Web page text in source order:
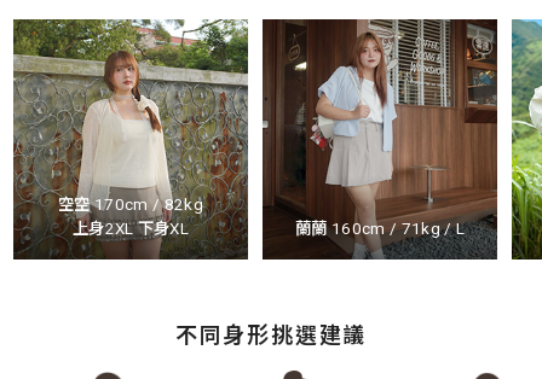
空空 170cm / 82kg
上身2XL 下身XL
蘭蘭 160cm / 71kg / L
不同身形挑選建議